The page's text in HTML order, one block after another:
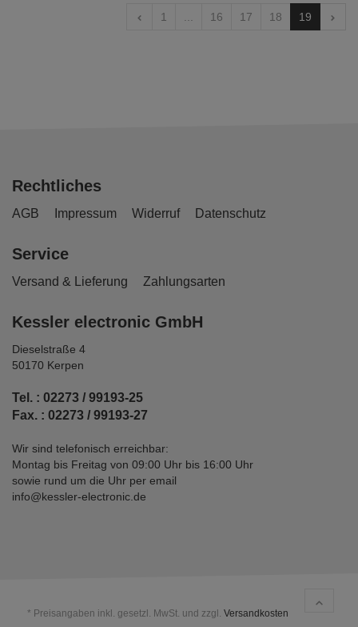
1 16 17 18 19
Rechtliches
AGB Impressum Widerruf Datenschutz
Service
Versand & Lieferung Zahlungsarten
Kessler electronic GmbH
Dieselstraße 4
50170 Kerpen
Tel. : 02273 / 99193-25
Fax. : 02273 / 99193-27
Wir sind telefonisch erreichbar:
Montag bis Freitag von 09:00 Uhr bis 16:00 Uhr
sowie rund um die Uhr per email
info@kessler-electronic.de
* Preisangaben inkl. gesetzl. MwSt. und zzgl. Versandkosten